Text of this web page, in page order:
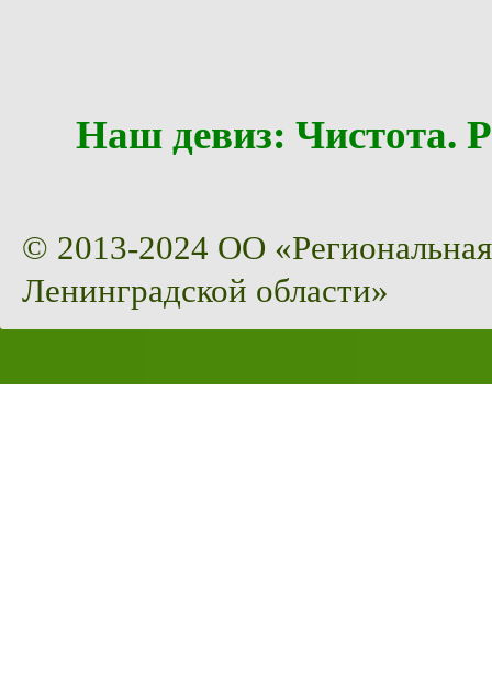
Наш девиз:
© 2013-2024 ОО
Ленинградской области»